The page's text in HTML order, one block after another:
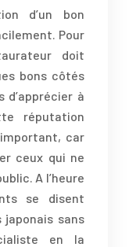
d’un bon
Pour
doit
bons côtés
d’apprécier à
réputation
car
ceux qui ne
A l’heure
se disent
sans
en la